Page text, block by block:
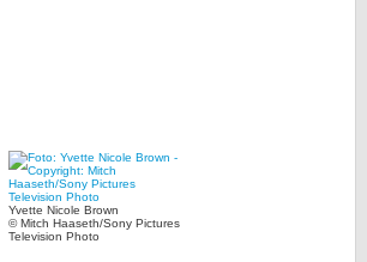
Yvette Nicole Brown
© Mitch Haaseth/Sony Pictures
Television Photo
Forum
bei X